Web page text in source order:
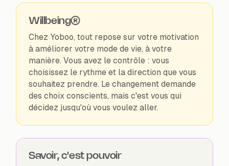
Willbeing®
Chez Yoboo, tout repose sur votre motivation
à améliorer votre mode de vie, à votre
manière. Vous avez le contrôle : vous
choisissez le rythme et la direction que vous
souhaitez prendre. Le changement demande
des choix conscients, mais c'est vous qui
décidez jusqu'où vous voulez aller.
Savoir, c'est pouvoir